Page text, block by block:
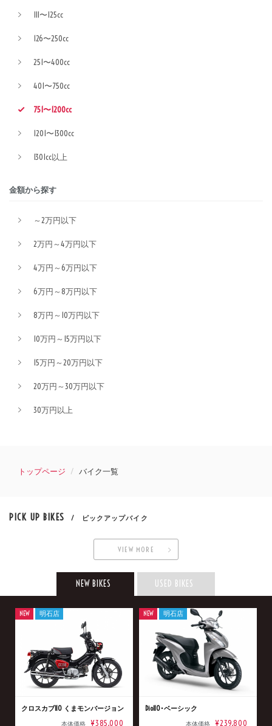
111〜125cc
126〜250cc
251〜400cc
401〜750cc
751〜1200cc
1201〜1300cc
1301cc以上
金額から探す
～2万円以下
2万円～4万円以下
4万円～6万円以下
6万円～8万円以下
8万円～10万円以下
10万円～15万円以下
15万円～20万円以下
20万円～30万円以下
30万円以上
トップページ バイク一覧
PICK UP BIKES / ピックアップバイク
VIEW MORE
NEW BIKES USED BIKES
クロスカブ110 くまモンバージョン
本体価格 ¥385,000
NEW 明石店
Dio110･ベーシック
本体価格 ¥239,800
NEW 明石店